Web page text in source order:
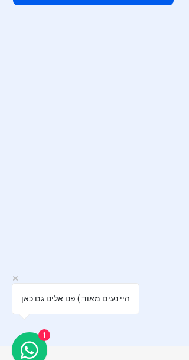
היי נעים מאוד:) פנו אלינו גם כאן
1